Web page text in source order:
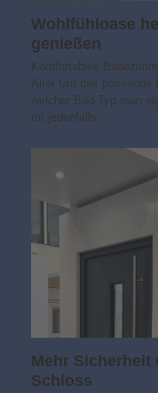
Wohlfühloase
genießen
Komfortables
Alter Um das passende
welcher Bad-Typ man
rät jedenfalls…
Mehr Sicherheit
Schloss